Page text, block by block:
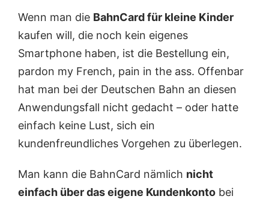
Wenn man die BahnCard für kleine Kinder
kaufen will, die noch kein eigenes
Smartphone haben, ist die Bestellung ein,
pardon my French, pain in the ass. Offenbar
hat man bei der Deutschen Bahn an diesen
Anwendungsfall nicht gedacht – oder hatte
einfach keine Lust, sich ein
kundenfreundliches Vorgehen zu überlegen.
Man kann die BahnCard nämlich nicht
einfach über das eigene Kundenkonto bei